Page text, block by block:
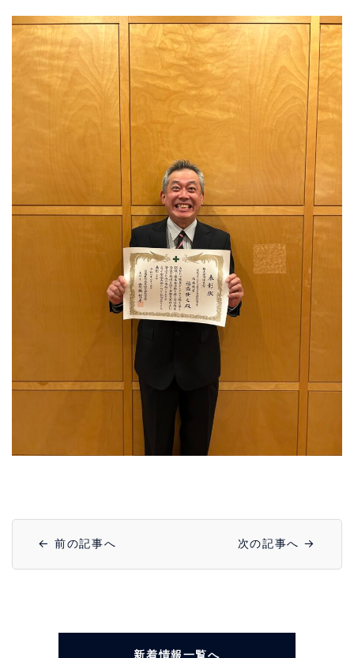
← 前の記事へ 次の記事へ →
新着情報一覧へ